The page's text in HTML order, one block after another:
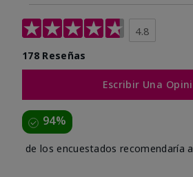
4.8
178 Reseñas
Escribir Una
94%
de los encuestados recomendaría